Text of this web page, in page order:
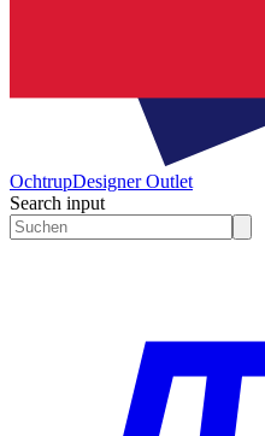
OchtrupDesigner Outlet
Search input